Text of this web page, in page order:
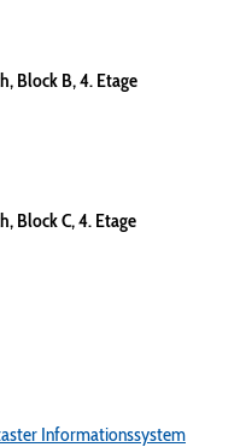
Block B, 4. Etage
Block C, 4. Etage
Informationssystem